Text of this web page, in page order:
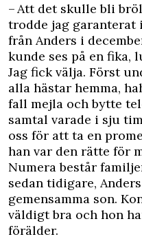
– Att det skulle bli
trodde jag garanterat
från Anders i
kunde ses på en fika,
Jag fick välja. Först
alla hästar hemma,
fall mejla och bytte
samtal varade i sju
oss för att ta en
han var den rätte för
Numera består
sedan tidigare,
gemensamma son.
väldigt bra och hon
förälder.